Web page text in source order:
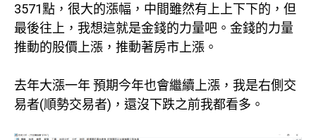
3571點，很大的漲幅，中間雖然有上上下下的，但
最後往上，我想這就是金錢的力量吧。金錢的力量
推動的股價上漲，推動著房市上漲。
去年大漲一年 預期今年也會繼續上漲，我是右側交
易者(順勢交易者)，還沒下跌之前我都看多。